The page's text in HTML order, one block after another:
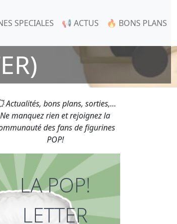
SPECIALES 📢 ACTUS 🔥 BONS PLANS
bons plans, sorties,...
Ne manquez rien et rejoignez la
des fans de figurines
POP!
LA POP!
LETTER